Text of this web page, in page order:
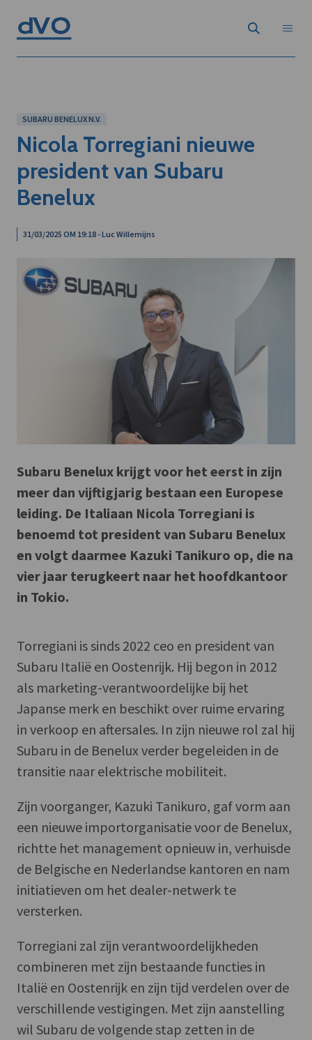
SUBARU BENELUX N.V.
Nicola Torregiani nieuwe
president van Subaru
Benelux
31/03/2025 OM 19:18 - Luc Willemijns
Subaru Benelux krijgt voor het eerst in zijn
meer dan vijftigjarig bestaan een Europese
leiding. De Italiaan Nicola Torregiani is
benoemd tot president van Subaru Benelux
en volgt daarmee Kazuki Tanikuro op, die na
vier jaar terugkeert naar het hoofdkantoor
in Tokio.
Torregiani is sinds 2022 ceo en president van
Subaru Italië en Oostenrijk. Hij begon in 2012
als marketing-verantwoordelijke bij het
Japanse merk en beschikt over ruime ervaring
in verkoop en aftersales. In zijn nieuwe rol zal hij
Subaru in de Benelux verder begeleiden in de
transitie naar elektrische mobiliteit.
Zijn voorganger, Kazuki Tanikuro, gaf vorm aan
een nieuwe importorganisatie voor de Benelux,
richtte het management opnieuw in, verhuisde
de Belgische en Nederlandse kantoren en nam
initiatieven om het dealer-netwerk te
versterken.
Torregiani zal zijn verantwoordelijkheden
combineren met zijn bestaande functies in
Italië en Oostenrijk en zijn tijd verdelen over de
verschillende vestigingen. Met zijn aanstelling
wil Subaru de volgende stap zetten in de